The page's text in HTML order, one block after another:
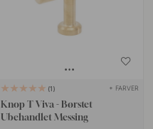
1 + FARVER
Knop T Viva - Børstet
Ubehandlet Messing